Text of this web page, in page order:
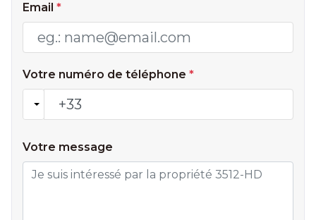
Email *
Votre numéro de téléphone *
Votre message